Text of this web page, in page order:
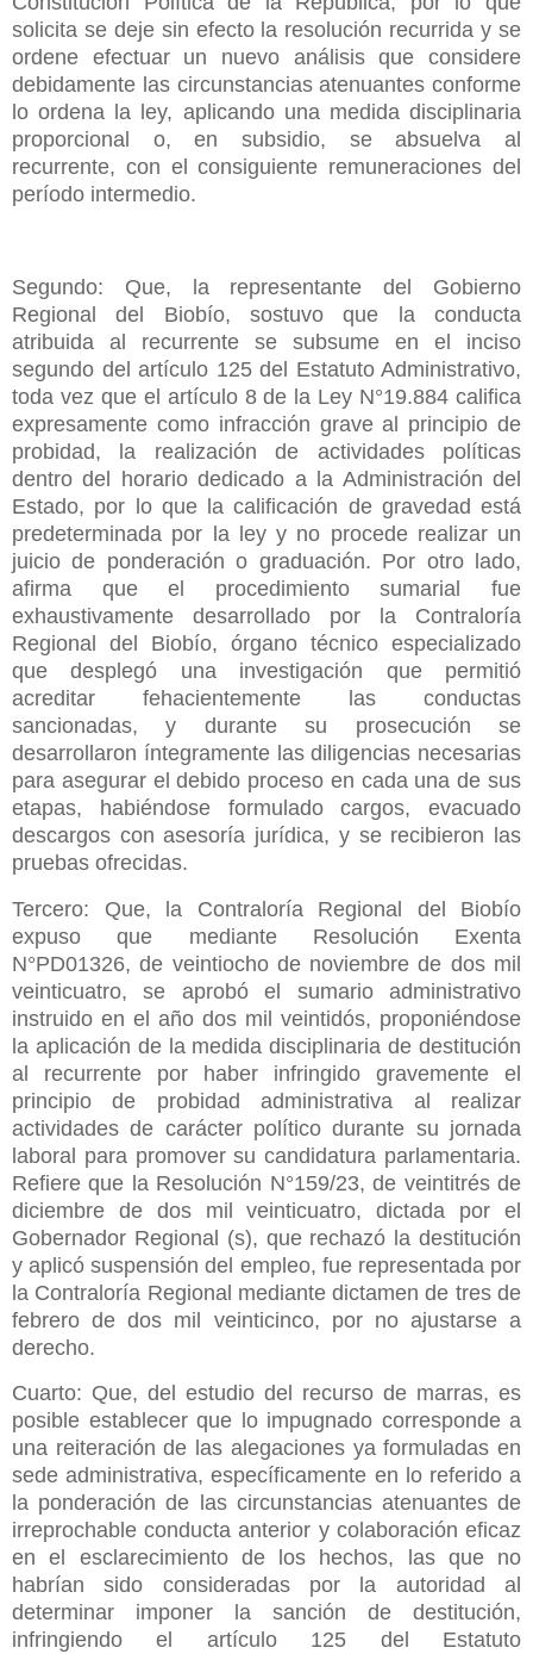
solicita se deje sin efecto la resolución recurrida y se
ordene efectuar un nuevo análisis que considere
debidamente las circunstancias atenuantes conforme
lo ordena la ley, aplicando una medida disciplinaria
proporcional o, en subsidio, se absuelva al
recurrente, con el consiguiente remuneraciones del
período intermedio.
Segundo: Que, la representante del Gobierno
Regional del Biobío, sostuvo que la conducta
atribuida al recurrente se subsume en el inciso
segundo del artículo 125 del Estatuto Administrativo,
toda vez que el artículo 8 de la Ley N°19.884 califica
expresamente como infracción grave al principio de
probidad, la realización de actividades políticas
dentro del horario dedicado a la Administración del
Estado, por lo que la calificación de gravedad está
predeterminada por la ley y no procede realizar un
juicio de ponderación o graduación. Por otro lado,
afirma que el procedimiento sumarial fue
exhaustivamente desarrollado por la Contraloría
Regional del Biobío, órgano técnico especializado
que desplegó una investigación que permitió
acreditar fehacientemente las conductas
sancionadas, y durante su prosecución se
desarrollaron íntegramente las diligencias necesarias
para asegurar el debido proceso en cada una de sus
etapas, habiéndose formulado cargos, evacuado
descargos con asesoría jurídica, y se recibieron las
pruebas ofrecidas.
Tercero: Que, la Contraloría Regional del Biobío
expuso que mediante Resolución Exenta
N°PD01326, de veintiocho de noviembre de dos mil
veinticuatro, se aprobó el sumario administrativo
instruido en el año dos mil veintidós, proponiéndose
la aplicación de la medida disciplinaria de destitución
al recurrente por haber infringido gravemente el
principio de probidad administrativa al realizar
actividades de carácter político durante su jornada
laboral para promover su candidatura parlamentaria.
Refiere que la Resolución N°159/23, de veintitrés de
diciembre de dos mil veinticuatro, dictada por el
Gobernador Regional (s), que rechazó la destitución
y aplicó suspensión del empleo, fue representada por
la Contraloría Regional mediante dictamen de tres de
febrero de dos mil veinticinco, por no ajustarse a
derecho.
Cuarto: Que, del estudio del recurso de marras, es
posible establecer que lo impugnado corresponde a
una reiteración de las alegaciones ya formuladas en
sede administrativa, específicamente en lo referido a
la ponderación de las circunstancias atenuantes de
irreprochable conducta anterior y colaboración eficaz
en el esclarecimiento de los hechos, las que no
habrían sido consideradas por la autoridad al
determinar imponer la sanción de destitución,
infringiendo el artículo 125 del Estatuto